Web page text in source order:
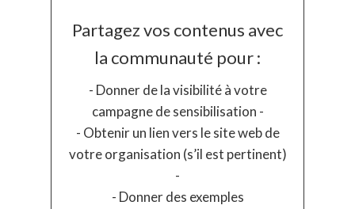
Partagez vos contenus avec
la communauté pour :
- Donner de la visibilité à votre
campagne de sensibilisation -
- Obtenir un lien vers le site web de
votre organisation (s’il est pertinent)
-
- Donner des exemples